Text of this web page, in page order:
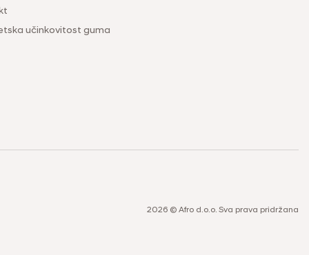
učinkovitost guma
2026 © Afro d.o.o. Sva prava pridržana